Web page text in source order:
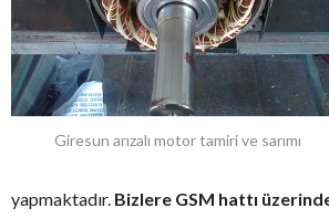
Giresun arızalı motor tamiri ve sarımı
yapmaktadır. Bizlere GSM hattı